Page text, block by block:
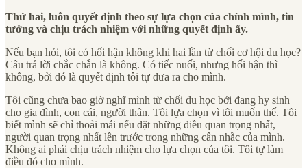
Thứ hai, luôn quyết định theo sự lựa chọn của chính mình, tin
tưởng và chịu trách nhiệm với những quyết định ấy.
Nếu bạn hỏi, tôi có hối hận không khi hai lần từ chối cơ hội du học?
Câu trả lời chắc chắn là không. Có tiếc nuối, nhưng hối hận thì
không, bởi đó là quyết định tôi tự đưa ra cho mình.
Tôi cũng chưa bao giờ nghĩ mình từ chối du học bởi đang hy sinh
cho gia đình, con cái, người thân. Tôi lựa chọn vì tôi muốn thế. Tôi
biết mình sẽ chỉ thoải mái nếu đặt những điều quan trọng nhất,
người quan trọng nhất lên trước trong những cân nhắc của mình.
Không ai phải chịu trách nhiệm cho lựa chọn của tôi. Tôi tự làm
điều đó cho mình.